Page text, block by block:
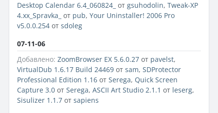
Desktop Calendar 6.4_060824_ от gsuhodolin, Tweak-XP
4.xx_Spravka_ от pub, Your Uninstaller! 2006 Pro
v5.0.0.254 от sdoleg
07-11-06
Добавлено: ZoomBrowser EX 5.6.0.27 от pavelst,
VirtualDub 1.6.17 Build 24469 от sam, SDProtector
Professional Edition 1.16 от Serega, Quick Screen
Capture 3.0 от Serega, ASCII Art Studio 2.1.1 от leserg,
Sisulizer 1.1.7 от sapiens